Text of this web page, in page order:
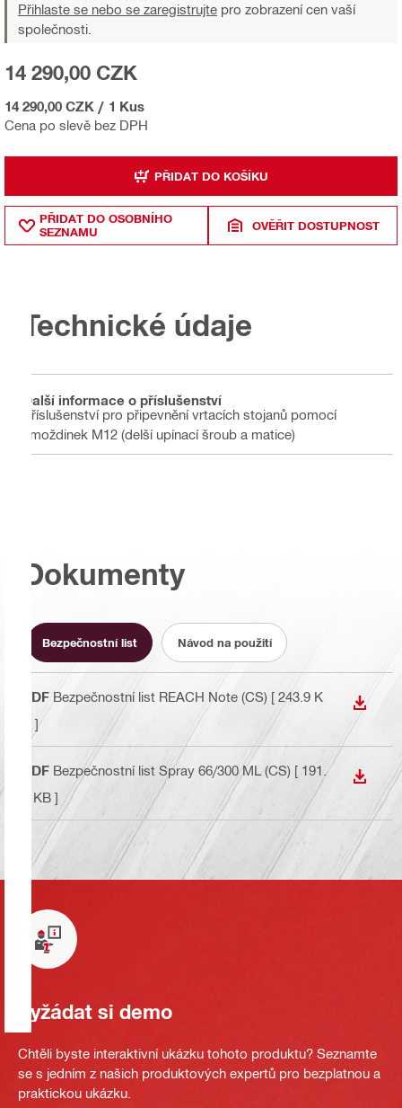
Přihlaste se nebo se zaregistrujte pro zobrazení cen vaší
společnosti.
Cena po slevě bez DPH
14 290,00 CZK
14 290,00 CZK / 1 Kus
PŘIDAT DO KOŠÍKU
PŘIDAT DO OSOBNÍHO
SEZNAMU
OVĚŘIT DOSTUPNOST
Technické údaje
Další informace o příslušenství
Příslušenství pro připevnění vrtacích stojanů pomocí
hmoždinek M12 (delší upínací šroub a matice)
Dokumenty
Bezpečnostní list Návod na použití
PDF Bezpečnostní list REACH Note (CS) [ 243.9 K
B ]
PDF Bezpečnostní list Spray 66/300 ML (CS) [ 191.
9 KB ]
Vyžádat si demo
Chtěli byste interaktivní ukázku tohoto produktu? Seznamte
se s jedním z našich produktových expertů pro bezplatnou a
praktickou ukázku.